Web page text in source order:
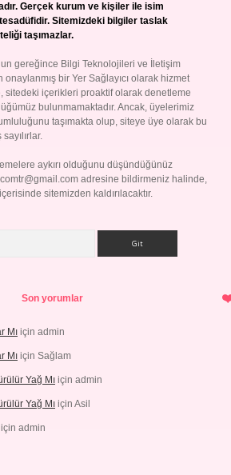
Gerçek kurum ve kişiler ile isim
Sitemizdeki bilgiler taslak
taşımazlar.
gereğince Bilgi Teknolojileri ve İletişim
onaylanmış bir Yer Sağlayıcı olarak hizmet
sitedeki içerikleri proaktif olarak denetleme
bulunmamaktadır. Ancak, üyelerimiz
taşımakta olup, siteye üye olarak bu
aykırı olduğunu düşündüğünüz
adresine bildirmeniz halinde,
sitemizden kaldırılacaktır.
Son yorumlar
Mı için admin
Mı için Sağlam
Yağ Mı için admin
Yağ Mı için Asil
için admin